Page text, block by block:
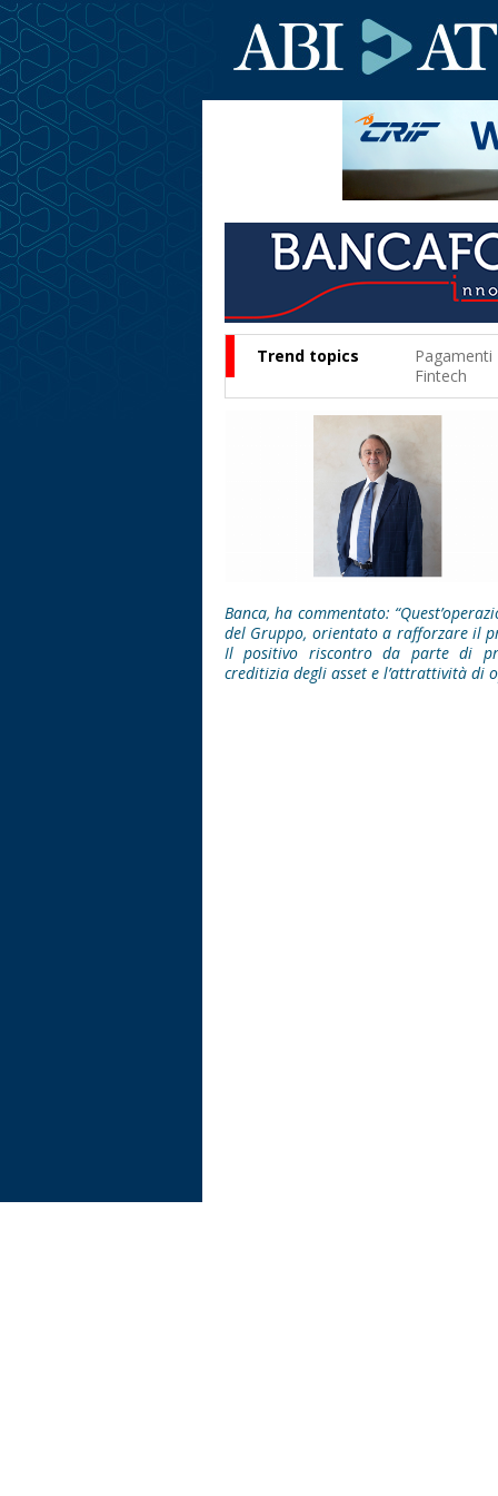
Trend topics Pagamenti
Fintech
Banca, ha commentato:
del Gruppo, orientato a rafforzare il
Il positivo riscontro da parte di
creditizia degli asset e l’attrattività di